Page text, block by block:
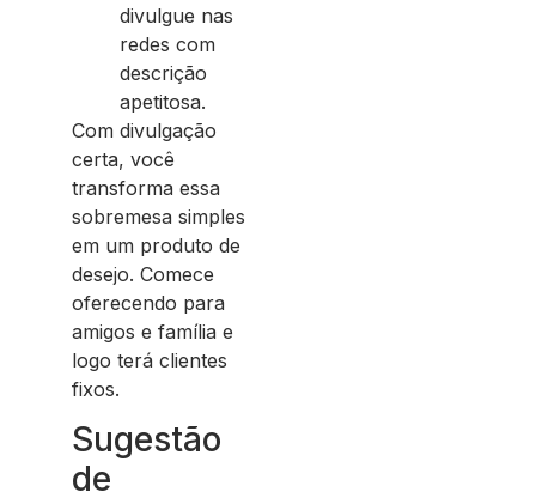
divulgue nas
redes com
descrição
apetitosa.
Com divulgação
certa, você
transforma essa
sobremesa simples
em um produto de
desejo. Comece
oferecendo para
amigos e família e
logo terá clientes
fixos.
Sugestão
de